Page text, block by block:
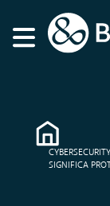
SIGNIFICA